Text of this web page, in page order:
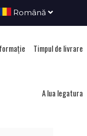
Română
Timpul de livrare
A lua legatura